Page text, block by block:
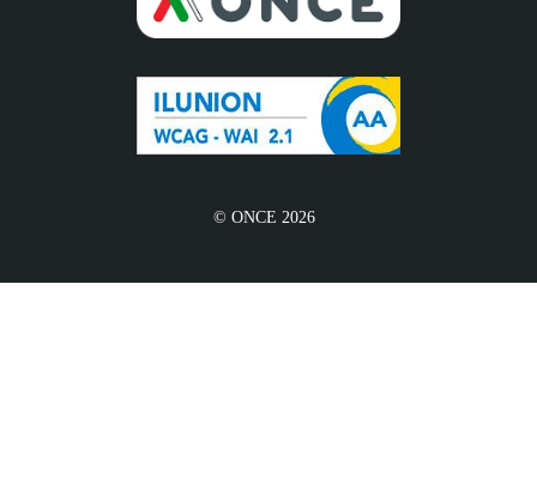
© ONCE 2026